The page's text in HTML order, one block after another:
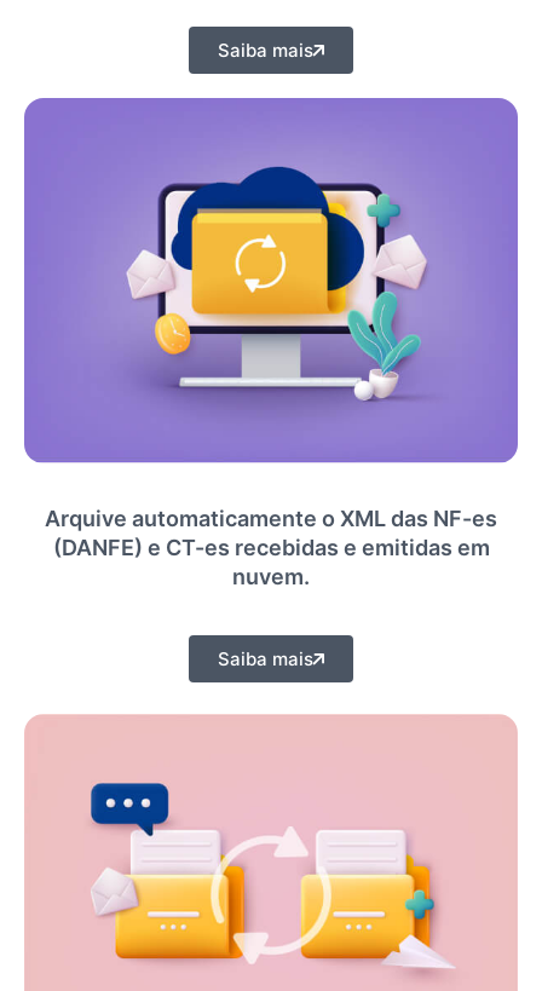
Saiba mais
Arquive automaticamente o XML das NF-es
(DANFE) e CT-es recebidas e emitidas em
nuvem.
Saiba mais